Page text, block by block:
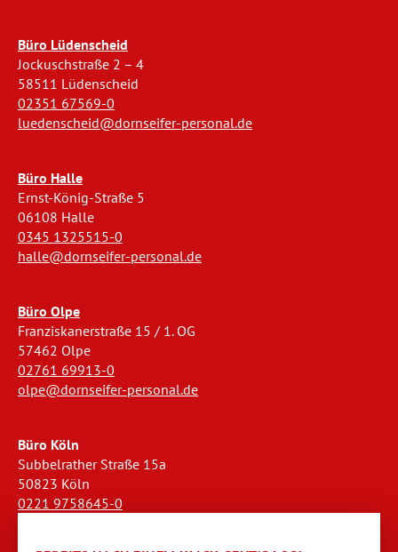
Büro Lüdenscheid
Jockuschstraße 2 – 4
58511 Lüdenscheid
02351 67569-0
luedenscheid@dornseifer-personal.de
Büro Halle
Ernst-König-Straße 5
06108 Halle
0345 1325515-0
halle@dornseifer-personal.de
Büro Olpe
Franziskanerstraße 15 / 1. OG
57462 Olpe
02761 69913-0
olpe@dornseifer-personal.de
Büro Köln
Subbelrather Straße 15a
50823 Köln
0221 9758645-0